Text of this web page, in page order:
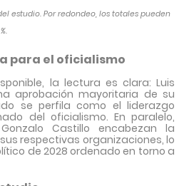
estudio. Por redondeo, los totales pueden
para el oficialismo
la lectura es clara: Luis
aprobación mayoritaria de su
se perfila como el liderazgo
del oficialismo. En paralelo,
Castillo encabezan la
respectivas organizaciones, lo
de 2028 ordenado en torno a